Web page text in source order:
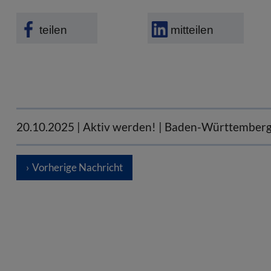
teilen mitteilen
20.10.2025 | Aktiv werden! | Baden-
Vorherige Nachricht